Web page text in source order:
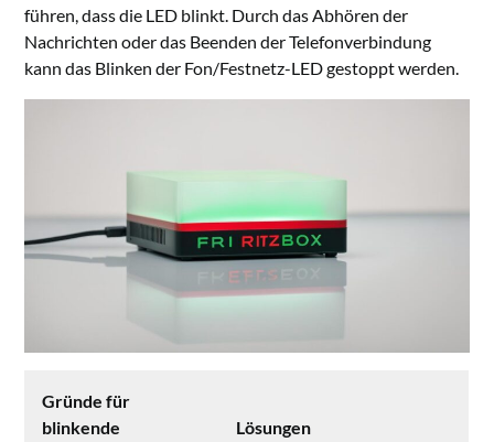
führen, dass die LED blinkt. Durch das Abhören der
Nachrichten oder das Beenden der Telefonverbindung
kann das Blinken der Fon/Festnetz-LED gestoppt werden.
Gründe für
blinkende
Lösungen